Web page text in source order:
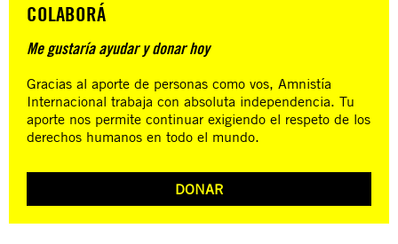
COLABORÁ
Me gustaría ayudar y donar hoy
Gracias al aporte de personas como vos, Amnistía
Internacional trabaja con absoluta independencia. Tu
aporte nos permite continuar exigiendo el respeto de los
derechos humanos en todo el mundo.
DONAR